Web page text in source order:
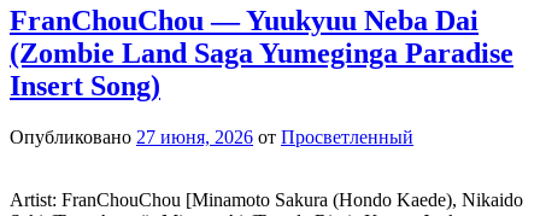
FranChouChou — Yuukyuu Neba Dai
(Zombie Land Saga Yumeginga Paradise
Insert Song)
Опубликовано 27 июня, 2026 от Просветленный
Artist: FranChouChou [Minamoto Sakura (Hondo Kaede), Nikaido